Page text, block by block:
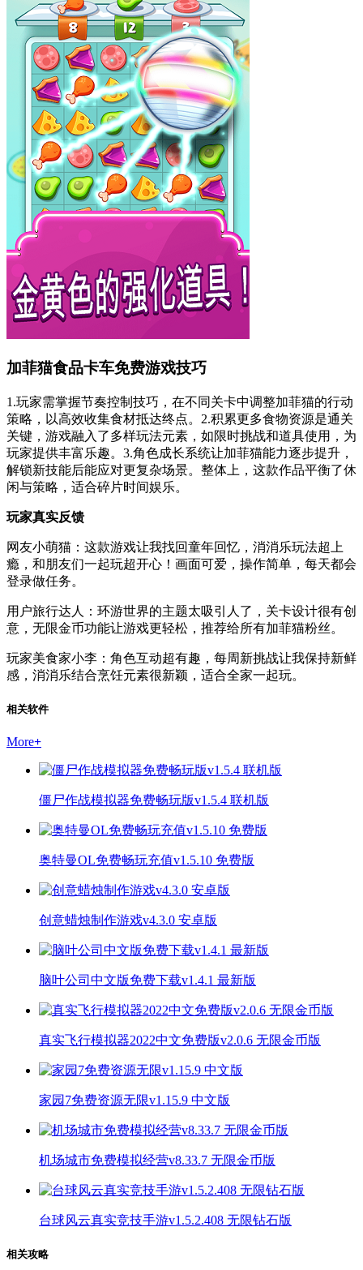
加菲猫食品卡车免费游戏技巧
1.玩家需掌握节奏控制技巧，在不同关卡中调整加菲猫的行动
策略，以高效收集食材抵达终点。2.积累更多食物资源是通关
关键，游戏融入了多样玩法元素，如限时挑战和道具使用，为
玩家提供丰富乐趣。3.角色成长系统让加菲猫能力逐步提升，
解锁新技能后能应对更复杂场景。整体上，这款作品平衡了休
闲与策略，适合碎片时间娱乐。
玩家真实反馈
网友小萌猫：这款游戏让我找回童年回忆，消消乐玩法超上
瘾，和朋友们一起玩超开心！画面可爱，操作简单，每天都会
登录做任务。
用户旅行达人：环游世界的主题太吸引人了，关卡设计很有创
意，无限金币功能让游戏更轻松，推荐给所有加菲猫粉丝。
玩家美食家小李：角色互动超有趣，每周新挑战让我保持新鲜
感，消消乐结合烹饪元素很新颖，适合全家一起玩。
相关软件
More+
僵尸作战模拟器免费畅玩版v1.5.4 联机版
奥特曼OL免费畅玩充值v1.5.10 免费版
创意蜡烛制作游戏v4.3.0 安卓版
脑叶公司中文版免费下载v1.4.1 最新版
真实飞行模拟器2022中文免费版v2.0.6 无限金币版
家园7免费资源无限v1.15.9 中文版
机场城市免费模拟经营v8.33.7 无限金币版
台球风云真实竞技手游v1.5.2.408 无限钻石版
相关攻略